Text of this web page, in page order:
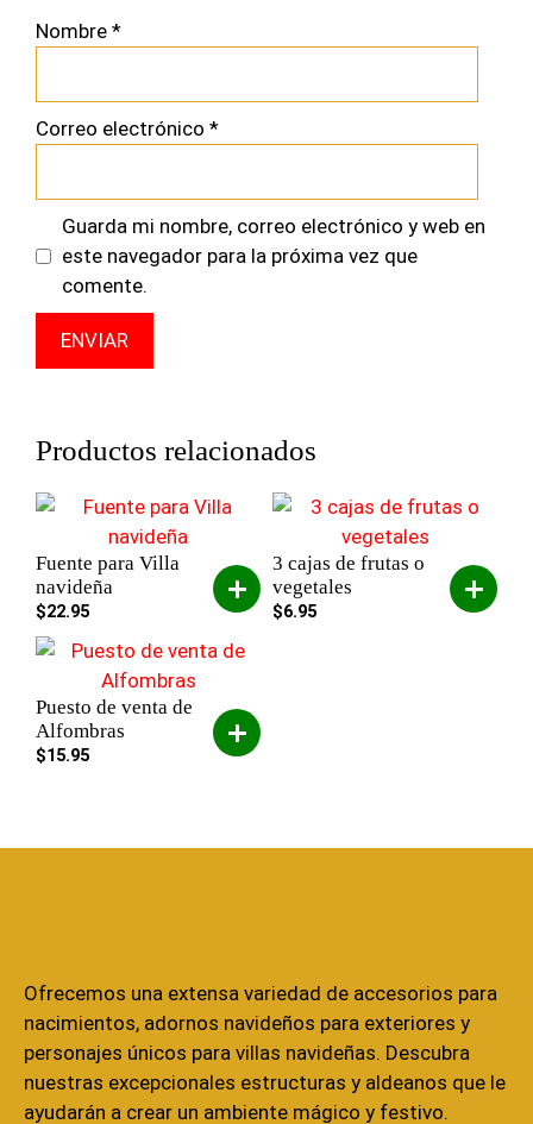
Nombre *
Correo electrónico *
Guarda mi nombre, correo electrónico y web en
este navegador para la próxima vez que
comente.
Productos relacionados
Fuente para Villa
navideña
$22.95
3 cajas de frutas o
vegetales
$6.95
Puesto de venta de
Alfombras
$15.95
Ofrecemos una extensa variedad de accesorios para
nacimientos, adornos navideños para exteriores y
personajes únicos para villas navideñas. Descubra
nuestras excepcionales estructuras y aldeanos que le
ayudarán a crear un ambiente mágico y festivo.